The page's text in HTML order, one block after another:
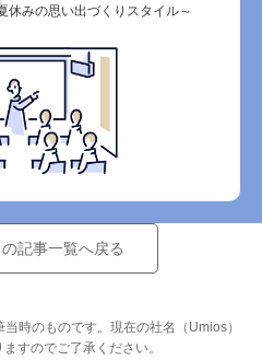
休みの思い出づくりスタイル～
記事一覧へ戻る
時のものです。現在の社名（Umios）
すのでご了承ください。